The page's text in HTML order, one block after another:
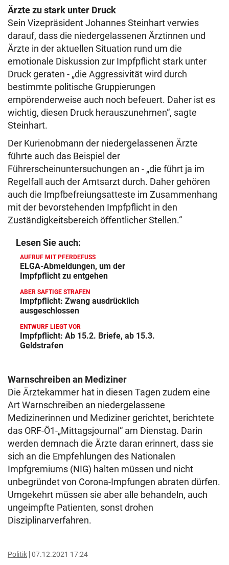
Ärzte zu stark unter Druck
Sein Vizepräsident Johannes Steinhart verwies
darauf, dass die niedergelassenen Ärztinnen und
Ärzte in der aktuellen Situation rund um die
emotionale Diskussion zur Impfpflicht stark unter
Druck geraten - „die Aggressivität wird durch
bestimmte politische Gruppierungen
empörenderweise auch noch befeuert. Daher ist es
wichtig, diesen Druck herauszunehmen“, sagte
Steinhart.
Der Kurienobmann der niedergelassenen Ärzte
führte auch das Beispiel der
Führerscheinuntersuchungen an - „die führt ja im
Regelfall auch der Amtsarzt durch. Daher gehören
auch die Impfbefreiungsatteste im Zusammenhang
mit der bevorstehenden Impfpflicht in den
Zuständigkeitsbereich öffentlicher Stellen.“
Lesen Sie auch:
AUFRUF MIT PFERDEFUSS
ELGA-Abmeldungen, um der
Impfpflicht zu entgehen
ABER SAFTIGE STRAFEN
Impfpflicht: Zwang ausdrücklich
ausgeschlossen
ENTWURF LIEGT VOR
Impfpflicht: Ab 15.2. Briefe, ab 15.3.
Geldstrafen
Warnschreiben an Mediziner
Die Ärztekammer hat in diesen Tagen zudem eine
Art Warnschreiben an niedergelassene
Medizinerinnen und Mediziner gerichtet, berichtete
das ORF-Ö1-„Mittagsjournal“ am Dienstag. Darin
werden demnach die Ärzte daran erinnert, dass sie
sich an die Empfehlungen des Nationalen
Impfgremiums (NIG) halten müssen und nicht
unbegründet von Corona-Impfungen abraten dürfen.
Umgekehrt müssen sie aber alle behandeln, auch
ungeimpfte Patienten, sonst drohen
Disziplinarverfahren.
Politik 07.12.2021 17:24